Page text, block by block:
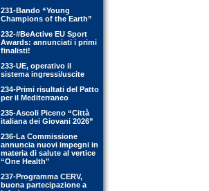
231-Bando “Young
Champions of the Earth”
232-#BeActive EU Sport
Awards: annunciati i primi
finalisti!
233-UE, operativo il
sistema ingressi/uscite
234-Primi risultati del Patto
per il Mediterraneo
235-Ascoli Piceno “Città
italiana dei Giovani 2026”
236-La Commissione
annuncia nuovi impegni in
materia di salute al vertice
“One Health"
237-Programma CERV,
buona partecipazione a